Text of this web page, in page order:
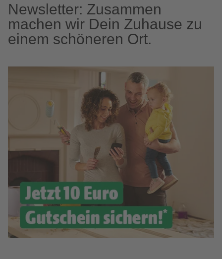
Newsletter: Zusammen
machen wir Dein Zuhause zu
einem schöneren Ort.